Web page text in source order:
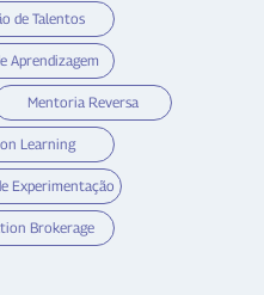
de Talentos
Aprendizagem
Mentoria Reversa
Learning
Experimentação
Brokerage